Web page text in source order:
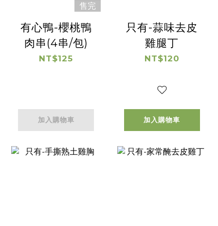
售完
有心鴨-櫻桃鴨
肉串(4串/包)
NT$125
加入購物車
只有-蒜味去皮
雞腿丁
NT$120
加入購物車